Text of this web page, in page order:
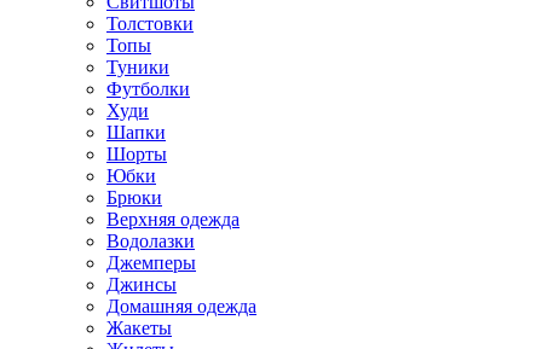
Толстовки
Топы
Туники
Футболки
Худи
Шапки
Шорты
Юбки
Брюки
Верхняя одежда
Водолазки
Джемперы
Джинсы
Домашняя одежда
Жакеты